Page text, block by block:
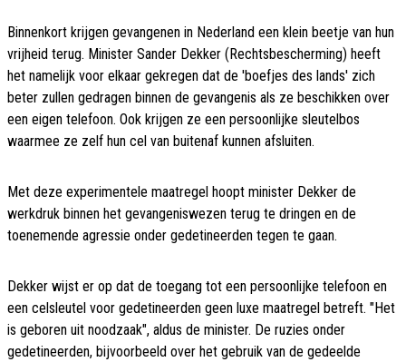
Binnenkort krijgen gevangenen in Nederland een klein beetje van hun
vrijheid terug. Minister Sander Dekker (Rechtsbescherming) heeft
het namelijk voor elkaar gekregen dat de 'boefjes des lands' zich
beter zullen gedragen binnen de gevangenis als ze beschikken over
een eigen telefoon. Ook krijgen ze een persoonlijke sleutelbos
waarmee ze zelf hun cel van buitenaf kunnen afsluiten.
Met deze experimentele maatregel hoopt minister Dekker de
werkdruk binnen het gevangeniswezen terug te dringen en de
toenemende agressie onder gedetineerden tegen te gaan.
Dekker wijst er op dat de toegang tot een persoonlijke telefoon en
een celsleutel voor gedetineerden geen luxe maatregel betreft. "Het
is geboren uit noodzaak", aldus de minister. De ruzies onder
gedetineerden, bijvoorbeeld over het gebruik van de gedeelde